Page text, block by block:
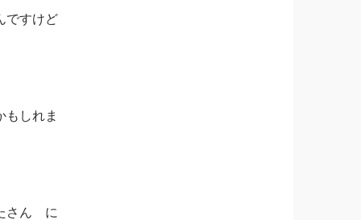
ですけど
もしれま
さん に